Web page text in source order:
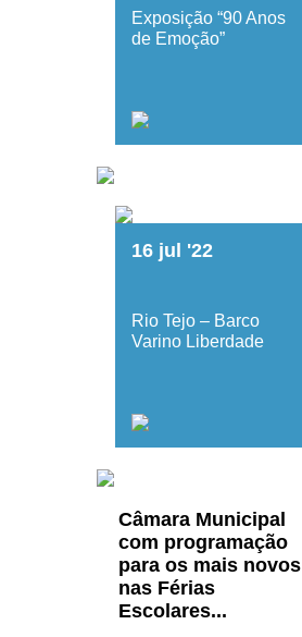
Exposição “90 Anos
de Emoção”
16 jul '22
Rio Tejo – Barco
Varino Liberdade
Câmara Municipal
com programação
para os mais novos
nas Férias
Escolares...